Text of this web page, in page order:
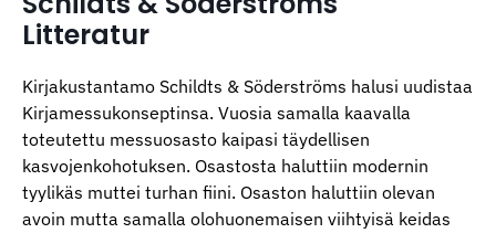
Litteratur
Kirjakustantamo Schildts & Söderströms halusi uudistaa
Kirjamessukonseptinsa. Vuosia samalla kaavalla
toteutettu messuosasto kaipasi täydellisen
kasvojenkohotuksen. Osastosta haluttiin modernin
tyylikäs muttei turhan fiini. Osaston haluttiin olevan
avoin mutta samalla olohuonemaisen viihtyisä keidas